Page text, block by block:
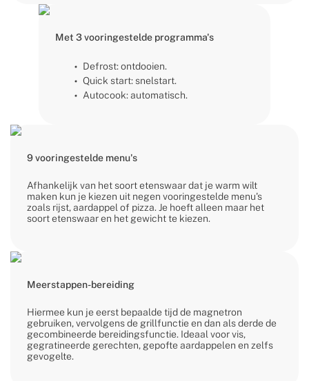
Met 3 vooringestelde programma's
Defrost: ontdooien.
Quick start: snelstart.
Autocook: automatisch.
9 vooringestelde menu's
Afhankelijk van het soort etenswaar dat je warm wilt
maken kun je kiezen uit negen vooringestelde menu's
zoals rijst, aardappel of pizza. Je hoeft alleen maar het
soort etenswaar en het gewicht te kiezen.
Meerstappen-bereiding
Hiermee kun je eerst bepaalde tijd de magnetron
gebruiken, vervolgens de grillfunctie en dan als derde de
gecombineerde bereidingsfunctie. Ideaal voor vis,
gegratineerde gerechten, gepofte aardappelen en zelfs
gevogelte.